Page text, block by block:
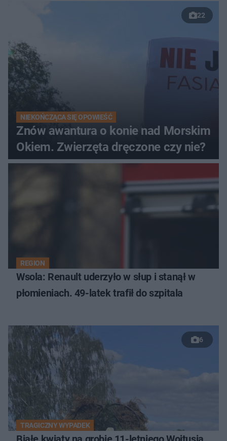
22
NIEKOŃCZĄCA SIĘ OPOWIEŚĆ
Znów awantura o konie nad Morskim
Okiem. Zwierzęta dręczone czy nie?
REGION
Wsola: Renault uderzyło w słup i stanął w
płomieniach. 49-latek trafił do szpitala
6
TRAGICZNY WYPADEK